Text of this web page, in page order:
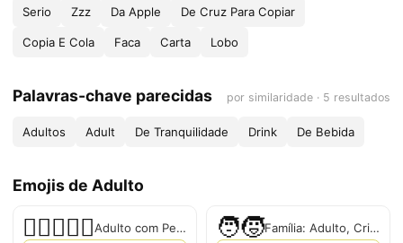
Serio Zzz Da Apple De Cruz Para Copiar
Copia E Cola Faca Carta Lobo
Palavras-chave parecidas por similaridade · 5 resultados
Adultos Adult De Tranquilidade Drink De Bebida
Emojis de Adulto
🧑🏿‍❤‍🧑🏻 Adulto com Pele Escura Coração Adulto com Pele Clara 🧑‍🧒 Família: Adulto, Criança